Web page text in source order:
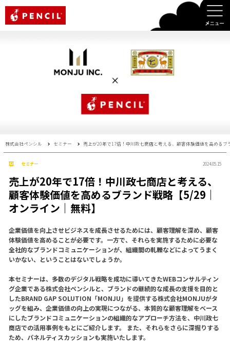
株式会社ペンシル セミナー 売上が20年で17倍！中川政七商店と考える、顧客体験価値を高める
セミナー 2024.05.15
売上が20年で17倍！中川政七商店と考える、
顧客体験価値を高めるブランド戦略【5/29｜
オンライン｜無料】
企業価値を向上させビジネスを成長させるためには、顧客理解を深め、顧客
体験価値を高めることが必要です。一方で、それらを実施するために必要な
全社的なブランドコミュニケーションが、組織間の軋轢などによってうまく
いかない、ということはないでしょうか。
本セミナーは、多数のデジタル戦略を成功に導いてきたWEBコンサルティン
グ企業である株式会社ペンシルと、ブランドの継続的な成長の支援を目的と
したBRAND GAP SOLUTION「MONJU」を提供する株式会社MONJUがタ
ッグを組み、企業価値の向上の実現につながる、本質的な顧客理解をベース
にしたブランドコミュニケーションの組織的なアプローチ方法を、中川政七
商店での活用事例をもとにご紹介します。 また、それらをさらに深掘りする
ため、パネルティスカッションも実施いたします。